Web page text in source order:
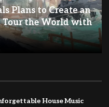
Plans to Create an
Tour the World with
House Music